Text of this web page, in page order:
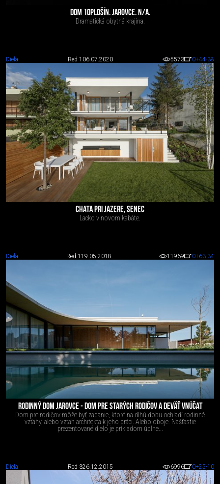
DOM 10PLOŠÍN. JAROVCE. N/A.
Dramatická obytná krajina.
Diela Red 1 06.07.2020 5573 0+44-38
CHATA PRI JAZERE, SENEC
Lacko v novom kabáte.
Diela Red 1 19.05.2018 11969 0+63-34
RODINNÝ DOM JAROVCE - DOM PRE STARÝCH RODIČOV A DEVÄŤ VNÚČAT
Dom pre rodičov môže byť zadanie, ktoré na dlhú dobu ochladí rodinné
vzťahy, alebo vzťah architekta k jeho práci. Alebo oboje. Našťastie
prezentované dielo je príkladom úplne...
Diela Red 326.12.2015 6996 0+25-10